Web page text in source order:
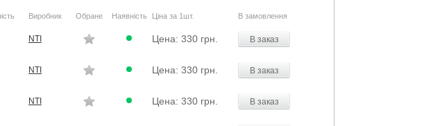
Виробник Обране Наявність Ціна за 1шт. В замовлення
NTI Цена: 330 грн. В заказ
NTI Цена: 330 грн. В заказ
NTI Цена: 330 грн. В заказ